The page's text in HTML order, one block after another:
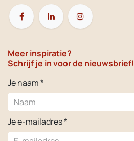
Meer inspiratie?
Schrijf je in voor de nieuwsbrief!
Je naam *
Je e-mailadres *